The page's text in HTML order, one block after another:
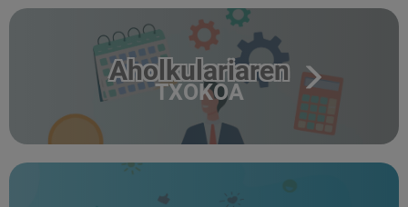
Aholkulariaren
TXOKOA